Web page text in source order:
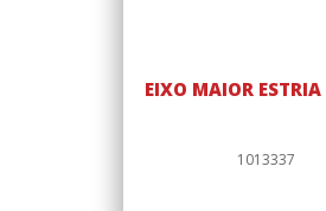
EIXO MAIOR
1013337